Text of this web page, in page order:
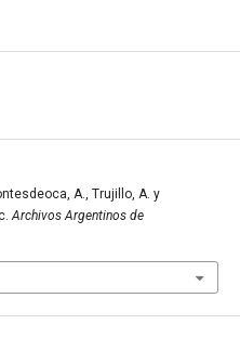
A., Trujillo, A. y
Archivos Argentinos de